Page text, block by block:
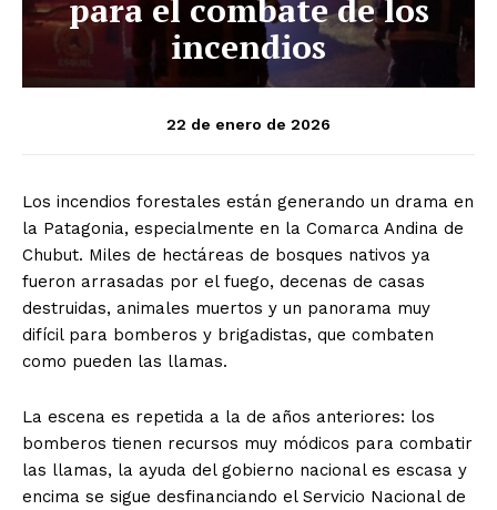
para el combate de los
incendios
22 de enero de 2026
Los incendios forestales están generando un drama en
la Patagonia, especialmente en la Comarca Andina de
Chubut. Miles de hectáreas de bosques nativos ya
fueron arrasadas por el fuego, decenas de casas
destruidas, animales muertos y un panorama muy
difícil para bomberos y brigadistas, que combaten
como pueden las llamas.
La escena es repetida a la de años anteriores: los
bomberos tienen recursos muy módicos para combatir
las llamas, la ayuda del gobierno nacional es escasa y
encima se sigue desfinanciando el Servicio Nacional de